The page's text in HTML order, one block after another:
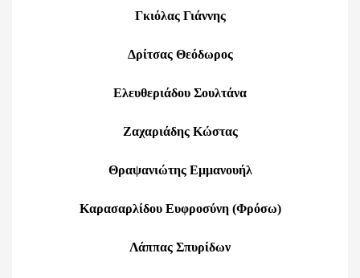
Γκιόλας Γιάννης
Δρίτσας Θεόδωρος
Ελευθεριάδου Σουλτάνα
Ζαχαριάδης Κώστας
Θραψανιώτης Εμμανουήλ
Καρασαρλίδου Ευφροσύνη (Φρόσω)
Λάππας Σπυρίδων